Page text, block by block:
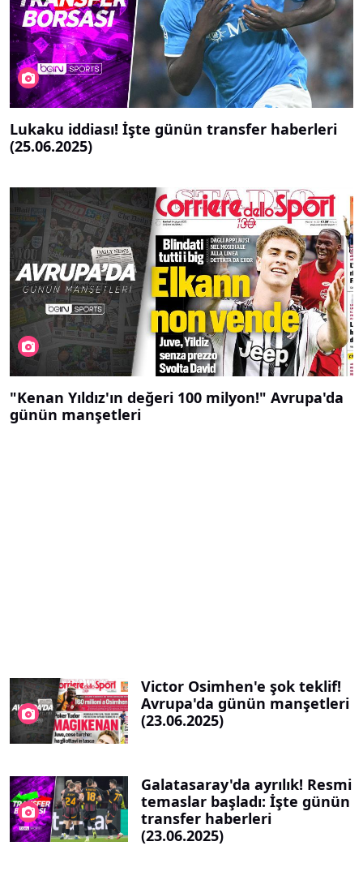
Lukaku iddiası! İşte günün transfer haberleri
(25.06.2025)
"Kenan Yıldız'ın değeri 100 milyon!" Avrupa'da
günün manşetleri
Victor Osimhen'e şok teklif!
Avrupa'da günün manşetleri
(23.06.2025)
Galatasaray'da ayrılık! Resmi
temaslar başladı: İşte günün
transfer haberleri
(23.06.2025)